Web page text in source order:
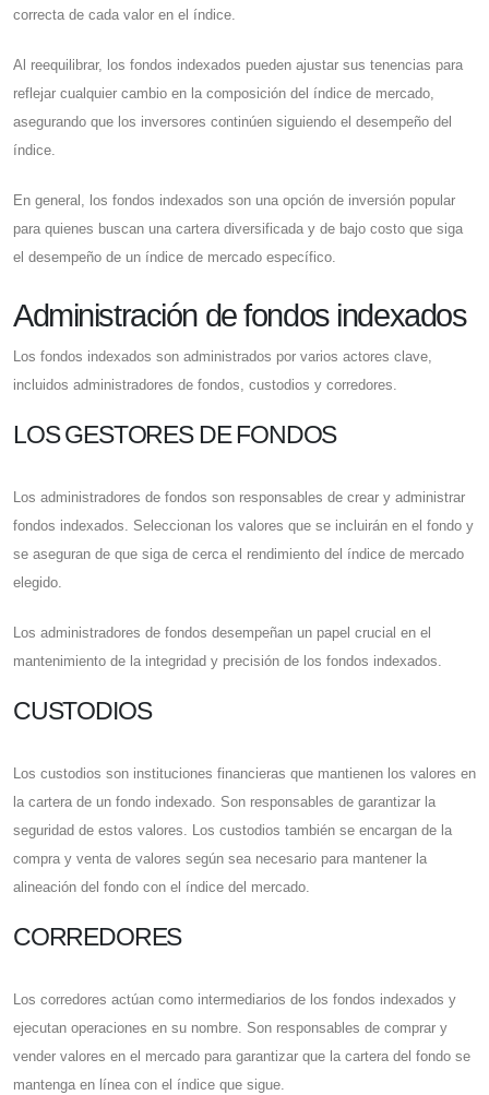
correcta de cada valor en el índice.
Al reequilibrar, los fondos indexados pueden ajustar sus tenencias para
reflejar cualquier cambio en la composición del índice de mercado,
asegurando que los inversores continúen siguiendo el desempeño del
índice.
En general, los fondos indexados son una opción de inversión popular
para quienes buscan una cartera diversificada y de bajo costo que siga
el desempeño de un índice de mercado específico.
Administración de fondos indexados
Los fondos indexados son administrados por varios actores clave,
incluidos administradores de fondos, custodios y corredores.
LOS GESTORES DE FONDOS
Los administradores de fondos son responsables de crear y administrar
fondos indexados. Seleccionan los valores que se incluirán en el fondo y
se aseguran de que siga de cerca el rendimiento del índice de mercado
elegido.
Los administradores de fondos desempeñan un papel crucial en el
mantenimiento de la integridad y precisión de los fondos indexados.
CUSTODIOS
Los custodios son instituciones financieras que mantienen los valores en
la cartera de un fondo indexado. Son responsables de garantizar la
seguridad de estos valores. Los custodios también se encargan de la
compra y venta de valores según sea necesario para mantener la
alineación del fondo con el índice del mercado.
CORREDORES
Los corredores actúan como intermediarios de los fondos indexados y
ejecutan operaciones en su nombre. Son responsables de comprar y
vender valores en el mercado para garantizar que la cartera del fondo se
mantenga en línea con el índice que sigue.